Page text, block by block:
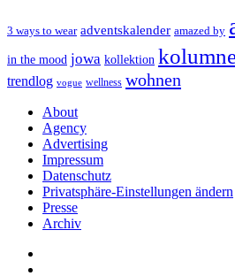
3 ways to wear adventskalender amazed by
in the mood jowa kollektion
trendlog vogue wellness wohnen
About
Agency
Advertising
Impressum
Datenschutz
Privatsphäre-Einstellungen ändern
Presse
Archiv